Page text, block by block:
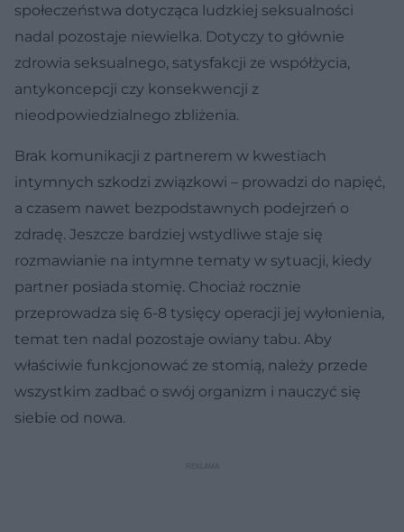
społeczeństwa dotycząca ludzkiej seksualności
nadal pozostaje niewielka. Dotyczy to głównie
zdrowia seksualnego, satysfakcji ze współżycia,
antykoncepcji czy konsekwencji z
nieodpowiedzialnego zbliżenia.
Brak komunikacji z partnerem w kwestiach
intymnych szkodzi związkowi – prowadzi do napięć,
a czasem nawet bezpodstawnych podejrzeń o
zdradę. Jeszcze bardziej wstydliwe staje się
rozmawianie na intymne tematy w sytuacji, kiedy
partner posiada stomię. Chociaż rocznie
przeprowadza się 6-8 tysięcy operacji jej wyłonienia,
temat ten nadal pozostaje owiany tabu. Aby
właściwie funkcjonować ze stomią, należy przede
wszystkim zadbać o swój organizm i nauczyć się
siebie od nowa.